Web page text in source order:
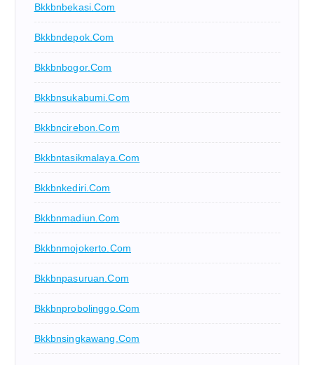
Bkkbnbekasi.com
Bkkbndepok.com
Bkkbnbogor.com
Bkkbnsukabumi.com
Bkkbncirebon.com
Bkkbntasikmalaya.com
Bkkbnkediri.com
Bkkbnmadiun.com
Bkkbnmojokerto.com
Bkkbnpasuruan.com
Bkkbnprobolinggo.com
Bkkbnsingkawang.com